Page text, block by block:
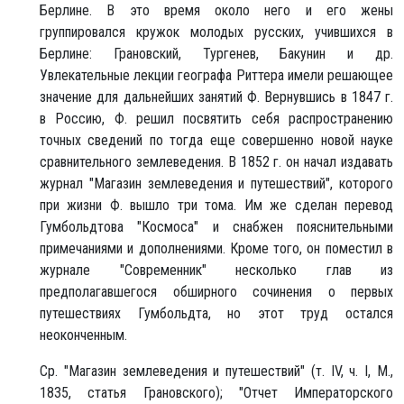
Берлине. В это время около него и его жены
группировался кружок молодых русских, учившихся в
Берлине: Грановский, Тургенев, Бакунин и др.
Увлекательные лекции географа Риттера имели решающее
значение для дальнейших занятий Ф. Вернувшись в 1847 г.
в Россию, Ф. решил посвятить себя распространению
точных сведений по тогда еще совершенно новой науке
сравнительного землеведения. В 1852 г. он начал издавать
журнал "Магазин землеведения и путешествий", которого
при жизни Ф. вышло три тома. Им же сделан перевод
Гумбольдтова "Космоса" и снабжен пояснительными
примечаниями и дополнениями. Кроме того, он поместил в
журнале "Современник" несколько глав из
предполагавшегося обширного сочинения о первых
путешествиях Гумбольдта, но этот труд остался
неоконченным.
Ср. "Магазин землеведения и путешествий" (т. IV, ч. Ι, Μ.,
1835, статья Грановского); "Отчет Императорского